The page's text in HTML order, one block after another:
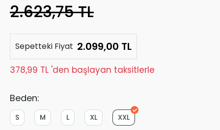
2.623,75 TL
Sepetteki Fiyat 2.099,00 TL
378,99 TL 'den başlayan taksitlerle
Beden:
XXL
XL
L
M
S